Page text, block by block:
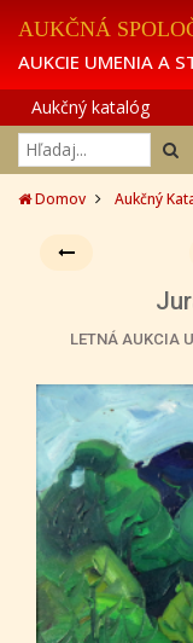
AUKČNÁ
AUKCIE UMENIA A
Aukčný katalóg
Domov Aukčný
LETNÁ AUKCIA